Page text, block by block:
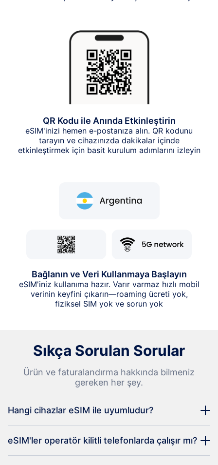
QR Kodu ile Anında Etkinleştirin
eSIM'inizi hemen e-postanıza alın. QR kodunu
tarayın ve cihazınızda dakikalar içinde
etkinleştirmek için basit kurulum adımlarını izleyin
Bağlanın ve Veri Kullanmaya Başlayın
eSIM'iniz kullanıma hazır. Varır varmaz hızlı mobil
verinin keyfini çıkarın—roaming ücreti yok,
fiziksel SIM yok ve sorun yok
Sıkça Sorulan Sorular
Ürün ve faturalandırma hakkında bilmeniz
gereken her şey.
Hangi cihazlar eSIM ile uyumludur?
eSIM'ler operatör kilitli telefonlarda çalışır mı?